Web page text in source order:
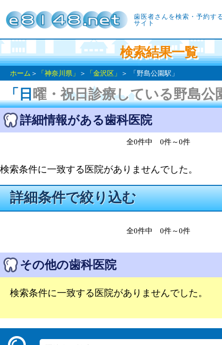
歯医者さんを検索・予約す
サイト
検索結果一覧
ホーム ＞ 「神奈川県」 ＞ 「金沢区」 ＞ 「野島公園駅」
「日曜・祝日診療している野島
詳細情報がある歯科医院
全0件中 0件～0件
検索条件に一致する医院がありませんでした。
詳細条件で絞り込む
全0件中 0件～0件
その他の歯科医院
検索条件に一致する医院がありませんでした。